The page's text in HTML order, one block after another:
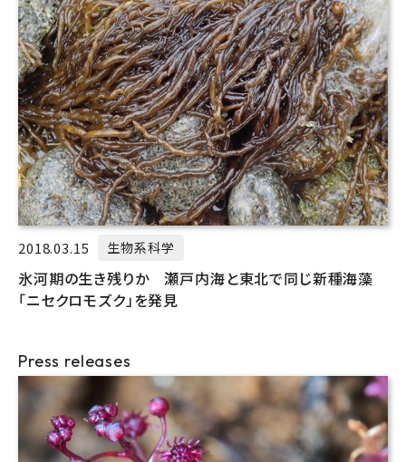
2018.03.15 生物系科学
氷河期の生き残りか 瀬戸内海と東北で同じ新種海藻
「ニセクロモズク」を発見
Press releases